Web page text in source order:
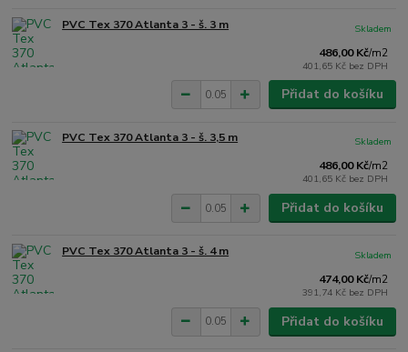
PVC Tex 370 Atlanta 3 - š. 3 m
486,00 Kč/m2
401,65 Kč bez DPH
Skladem
Přidat do košíku
PVC Tex 370 Atlanta 3 - š. 3,5 m
486,00 Kč/m2
401,65 Kč bez DPH
Skladem
Přidat do košíku
PVC Tex 370 Atlanta 3 - š. 4 m
474,00 Kč/m2
391,74 Kč bez DPH
Skladem
Přidat do košíku